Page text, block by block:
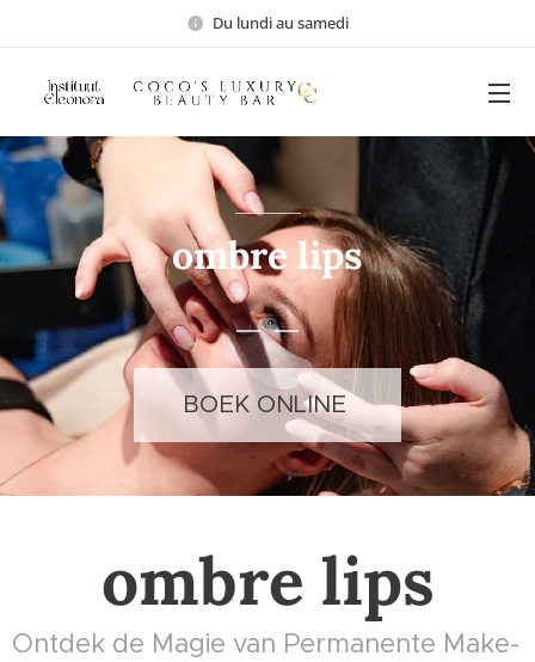
Du lundi au samedi
ombre lips
BOEK ONLINE
ombre lips
Ontdek de Magie van Permanente Make-